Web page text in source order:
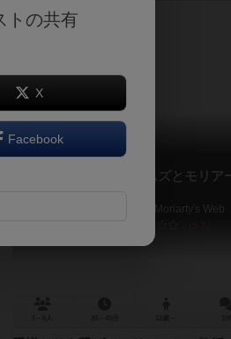
シャーロック・ホームズとモリア
Sherlock Holmes and Moriarty's Web
5.7
トの共有
X
Facebook